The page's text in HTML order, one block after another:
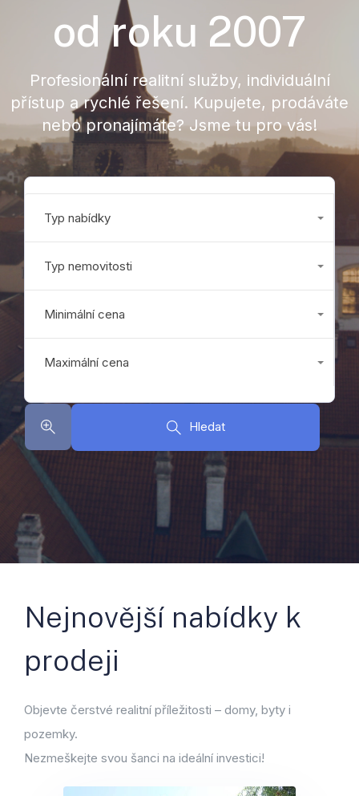
od roku 2007
Profesionální realitní služby, individuální
přístup a rychlé řešení. Kupujete, prodáváte
nebo pronajímáte? Jsme tu pro vás!
Typ nabídky
Jakákoliv
Typ nemovitosti
Všechny
Minimální cena
Jakákoliv
Maximální cena
Jakákoliv
Hledat
Nejnovější nabídky k
prodeji
Objevte čerstvé realitní příležitosti – domy, byty i
pozemky.
Nezmeškejte svou šanci na ideální investici!